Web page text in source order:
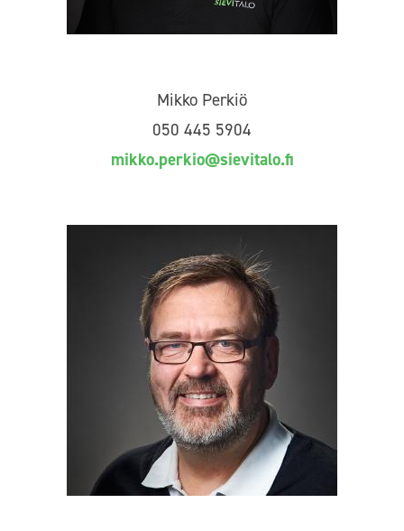
Mikko Perkiö
050 445 5904
mikko.perkio@sievitalo.fi